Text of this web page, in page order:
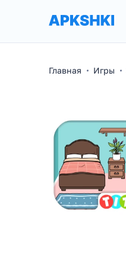
Главная Игры